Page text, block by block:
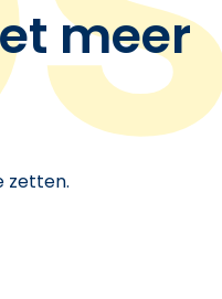
meer
zetten.